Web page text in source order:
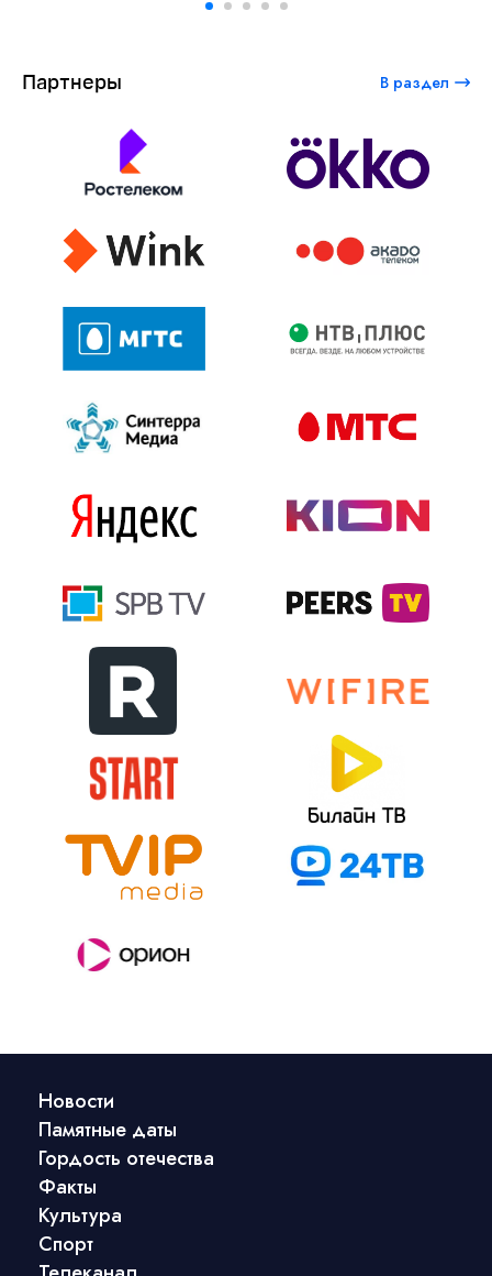
Партнеры В раздел
Новости
Памятные даты
Гордость отечества
Факты
Культура
Спорт